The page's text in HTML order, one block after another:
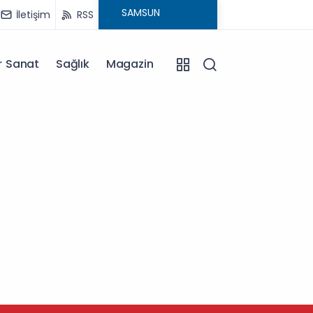
İletişim RSS
Sanat Sağlık Magazin